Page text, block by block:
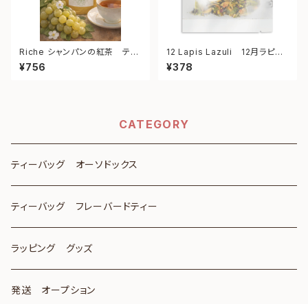
Riche シャンパンの紅茶 ティ
ーバッグ 8個入り
¥756
12 Lapis Lazuli 12月ラピス
ラズリ ボタニカルティーバッグ
（トウモロコシ由来） スモール
¥378
CATEGORY
ティーバッグ オーソドックス
ティーバッグ フレーバードティー
ラッピング グッズ
発送 オープション